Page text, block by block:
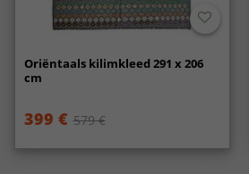
Oriëntaals kilimkleed 291 x 206
cm
399 € 579 €